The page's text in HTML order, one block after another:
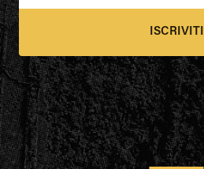
ISCRIVITI